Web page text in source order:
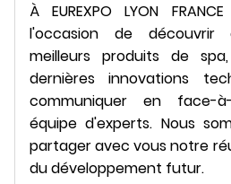
À EUREXPO LYON
l'occasion de découvrir
meilleurs produits de
dernières innovations
communiquer en face-
équipe d'experts. Nous
partager avec vous notre
du développement futur.